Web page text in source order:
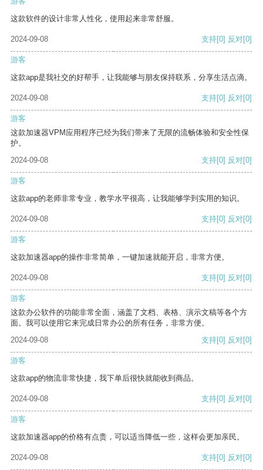
这款软件的设计非常人性化，使用起来非常舒服。
2024-09-08 支持[0] 反对[0]
游客
这款app是我社交的好帮手，让我能够与朋友保持联系，分享生活点滴。
2024-09-08 支持[0] 反对[0]
游客
这款加速器VPM应用程序已经为我们带来了无限的流畅体验和安全性保
护。
2024-09-08
支持[0] 反对[0]
游客
这款app的老师非常专业，教学水平很高，让我能够学到实用的知识。
2024-09-08 支持[0] 反对[0]
游客
这款加速器app的操作非常简单，一键加速就能开启，非常方便。
2024-09-08 支持[0] 反对[0]
游客
这款办公软件的功能非常全面，涵盖了文档、表格、演示文稿等各个方
面。我可以使用它来完成日常办公的所有任务，非常方便。
2024-09-08
支持[0] 反对[0]
游客
这款app的物流非常快捷，我下单后很快就能收到商品。
2024-09-08 支持[0] 反对[0]
游客
这款加速器app的价格有点贵，可以适当降低一些，这样会更加亲民。
2024-09-08 支持[0] 反对[0]